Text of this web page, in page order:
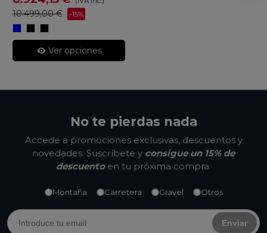
10.499,00 € -15%
(Gloss)/Carbon
(Matt)
View
(Matt)/Cherry
Red
View
(Matt
Ver opciones
No te pierdas nada
Accede a promociones exclusivas, descuentos y
novedades. Suscríbete y consigue un 15% de
descuentoen tu próxima compra.
Montaña Carretera Gravel Otros
Enviar